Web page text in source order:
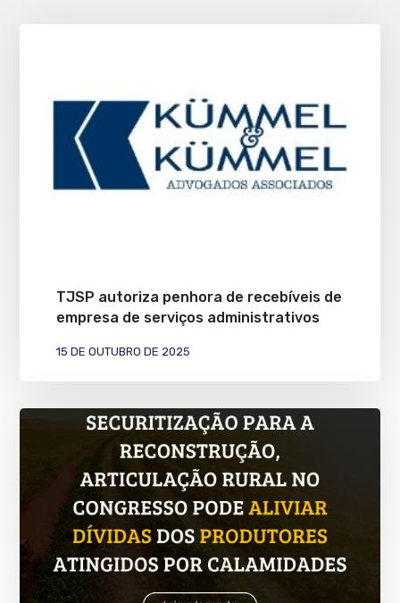
TJSP autoriza penhora de recebíveis de
empresa de serviços administrativos
15 DE OUTUBRO DE 2025